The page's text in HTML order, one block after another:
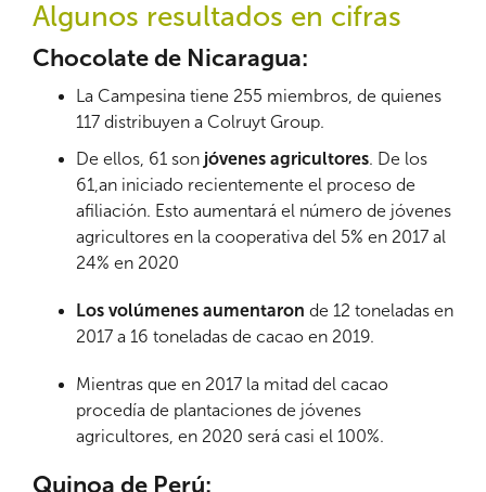
Algunos resultados en cifras
Chocolate de Nicaragua:
La Campesina tiene 255 miembros, de quienes
117 distribuyen a Colruyt Group.
De ellos, 61 son jóvenes agricultores. De los
61,an iniciado recientemente el proceso de
afiliación. Esto aumentará el número de jóvenes
agricultores en la cooperativa del 5% en 2017 al
24% en 2020
Los volúmenes aumentaron de 12 toneladas en
2017 a 16 toneladas de cacao en 2019.
Mientras que en 2017 la mitad del cacao
procedía de plantaciones de jóvenes
agricultores, en 2020 será casi el 100%.
Quinoa de Perú: